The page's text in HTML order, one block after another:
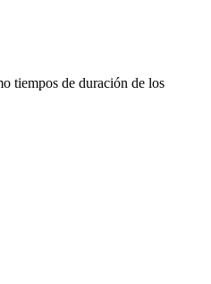
tiempos de duración de los